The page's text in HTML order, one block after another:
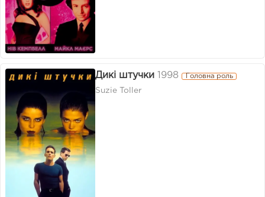
Дикі штучки 1998 Головна роль
Suzie Toller